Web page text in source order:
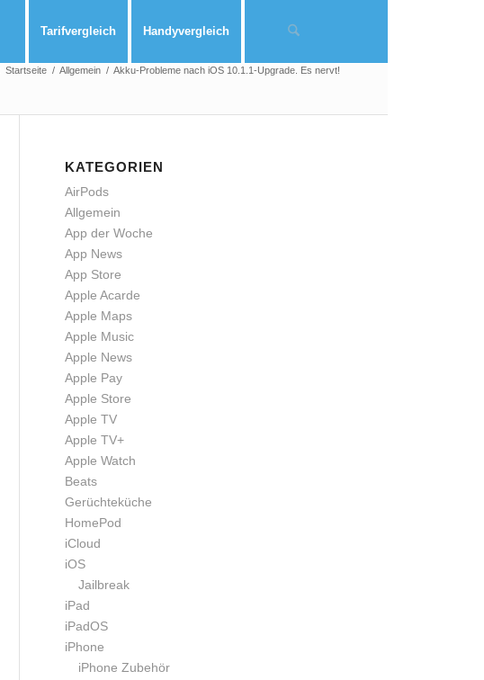
Tarifvergleich Handyvergleich
Startseite / Allgemein / Akku-Probleme nach iOS 10.1.1-Upgrade. Es nervt!
KATEGORIEN
AirPods
Allgemein
App der Woche
App News
App Store
Apple Acarde
Apple Maps
Apple Music
Apple News
Apple Pay
Apple Store
Apple TV
Apple TV+
Apple Watch
Beats
Gerüchteküche
HomePod
iCloud
iOS
Jailbreak
iPad
iPadOS
iPhone
iPhone Zubehör